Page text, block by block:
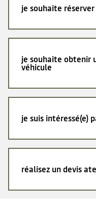
je souhaite réserver
je souhaite obtenir
véhicule
je suis intéressé(e)
réalisez un devis